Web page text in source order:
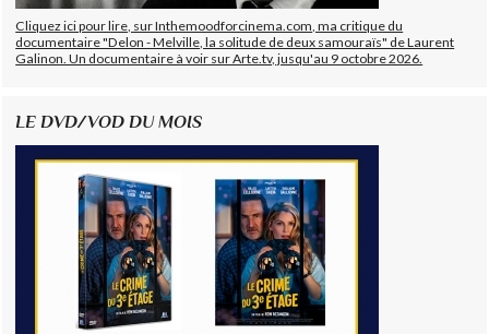
Cliquez ici pour lire, sur Inthemoodforcinema.com, ma critique du
documentaire "Delon - Melville, la solitude de deux samouraïs" de Laurent
Galinon. Un documentaire à voir sur Arte.tv, jusqu'au 9 octobre 2026.
LE DVD/VOD DU MOIS